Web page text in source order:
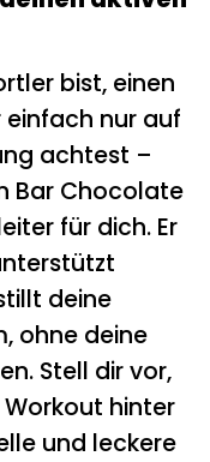
bist, einen
nur auf
achtest –
Bar Chocolate
für dich. Er
deine
ohne deine
Stell dir vor,
hinter
und leckere